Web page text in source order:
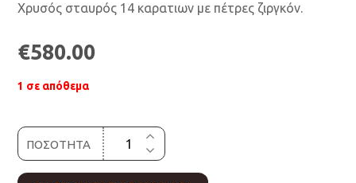
Χρυσός σταυρός 14 καρατιων με πέτρες ζιργκόν.
€580.00
1 σε απόθεμα
ΠΟΣΟΤΗΤΑ